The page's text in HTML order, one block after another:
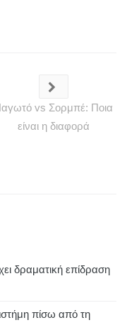
vs Σορμπέ: Ποια
είναι η διαφορά
δραματική επίδραση
πίσω από τη